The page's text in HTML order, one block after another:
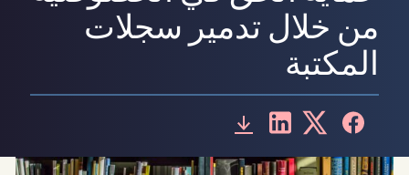
من خلال تدمير سجلات
المكتبة